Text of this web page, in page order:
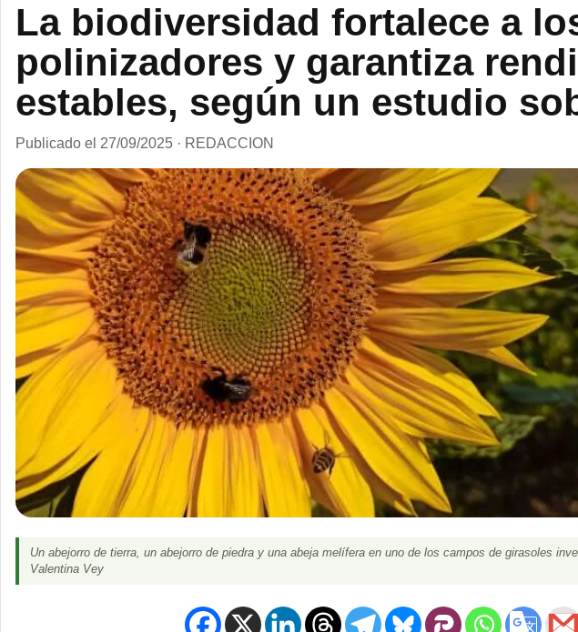
La biodiversidad fortalece a
polinizadores y garantiza
estables, según un estudio
Publicado el 27/09/2025 · REDACCION
Un abejorro de tierra, un abejorro de piedra y una abeja melífera en uno de los campos de girasoles
Valentina Vey